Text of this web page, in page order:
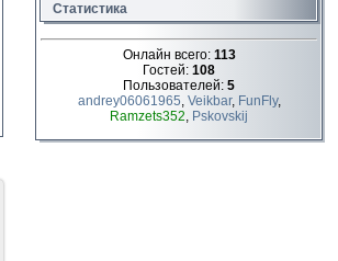
Статистика
Онлайн всего: 113
Гостей: 108
Пользователей: 5
andrey06061965, Veikbar, FunFly,
Ramzets352, Pskovskij